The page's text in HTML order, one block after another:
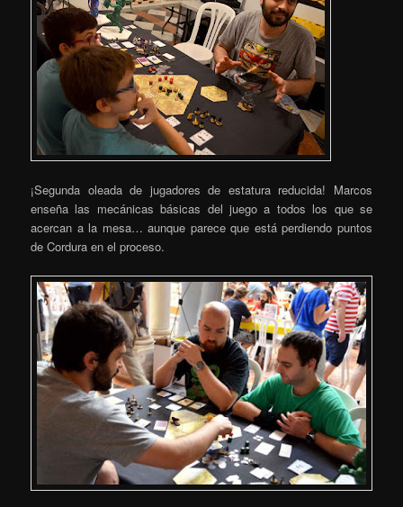
¡Segunda oleada de jugadores de estatura reducida! Marcos
enseña las mecánicas básicas del juego a todos los que se
acercan a la mesa… aunque parece que está perdiendo puntos
de Cordura en el proceso.